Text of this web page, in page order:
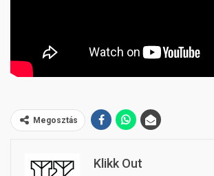
Megosztás
Klikk Out